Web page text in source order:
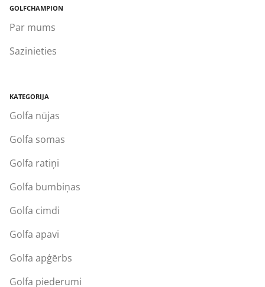
GOLFCHAMPION
Par mums
Sazinieties
KATEGORIJA
Golfa nūjas
Golfa somas
Golfa ratiņi
Golfa bumbiņas
Golfa cimdi
Golfa apavi
Golfa apģērbs
Golfa piederumi